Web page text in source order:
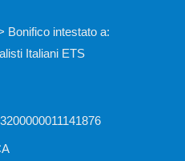
Bonifico intestato a:
Italiani ETS